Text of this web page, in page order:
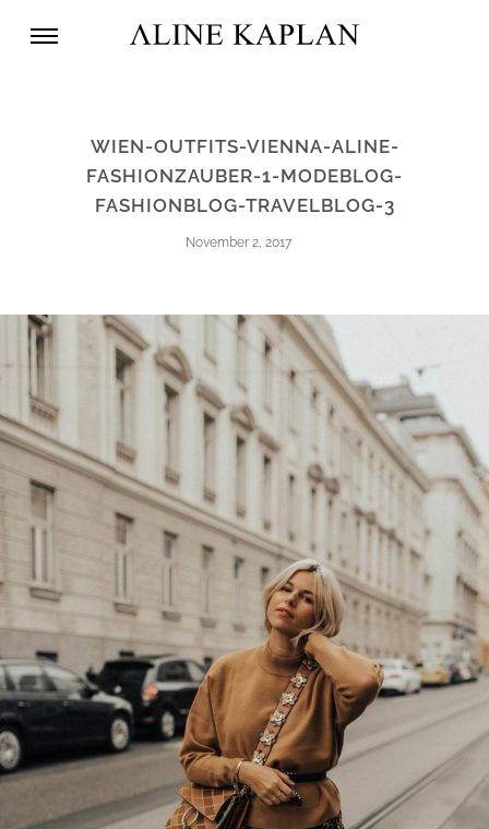
WIEN-OUTFITS-VIENNA-ALINE-
FASHIONZAUBER-1-MODEBLOG-
FASHIONBLOG-TRAVELBLOG-3
November 2, 2017